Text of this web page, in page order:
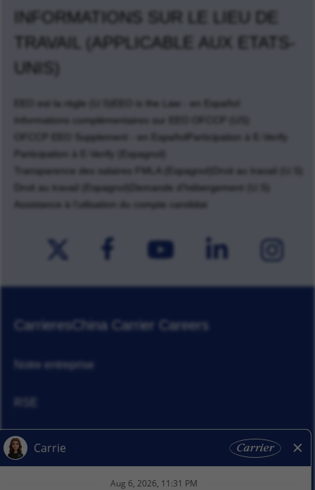
INFORMATIONS SUR LE LIEU DE
TRAVAIL (APPLICABLE AUX ETATS-
UNIS)
EEO est la règle (U.S)
EEO is the Law - en Español
Informations complémentaires sur EEO OFCCP (US)
OFCCP EEO Supplement - en Español
Participation à E-Verify
Participation à E-Verify (Espagnol)
Transparence des salaires FMLA (Espagnol)
Droit au travail (U.S)
Droit au travail (Espagnol)
Demande d'hébergement (U.S)
Assistance à l'utlisation du compte candidat
CarrieresChina Carrier Careers
Notre entreprise
Actualités